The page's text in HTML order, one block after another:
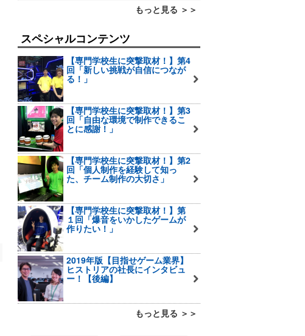
もっと見る ＞＞
スペシャルコンテンツ
【専門学校生に突撃取材！】第4
回「新しい挑戦が自信につなが
る！」
【専門学校生に突撃取材！】第3
回「自由な環境で制作できるこ
とに感謝！」
【専門学校生に突撃取材！】第2
回「個人制作を経験して知っ
た、チーム制作の大切さ」
【専門学校生に突撃取材！】第
１回「爆音をいかしたゲームが
作りたい！」
2019年版【目指せゲーム業界】
ヒストリアの社長にインタビュ
ー！【後編】
もっと見る ＞＞